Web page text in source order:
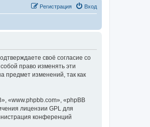
Вход
Регистрация
своё согласие со
право изменять эти
предмет изменений, так как
«www.phpbb.com», «phpBB
лицензии GPL для
конференций